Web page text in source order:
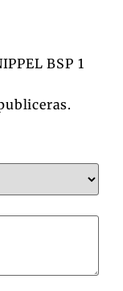
BSP 1